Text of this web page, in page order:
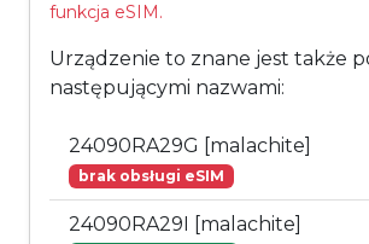
funkcja eSIM.
Urządzenie to znane jest także
następującymi nazwami:
24090RA29G [malachite]
brak obsługi eSIM
24090RA29I [malachite]